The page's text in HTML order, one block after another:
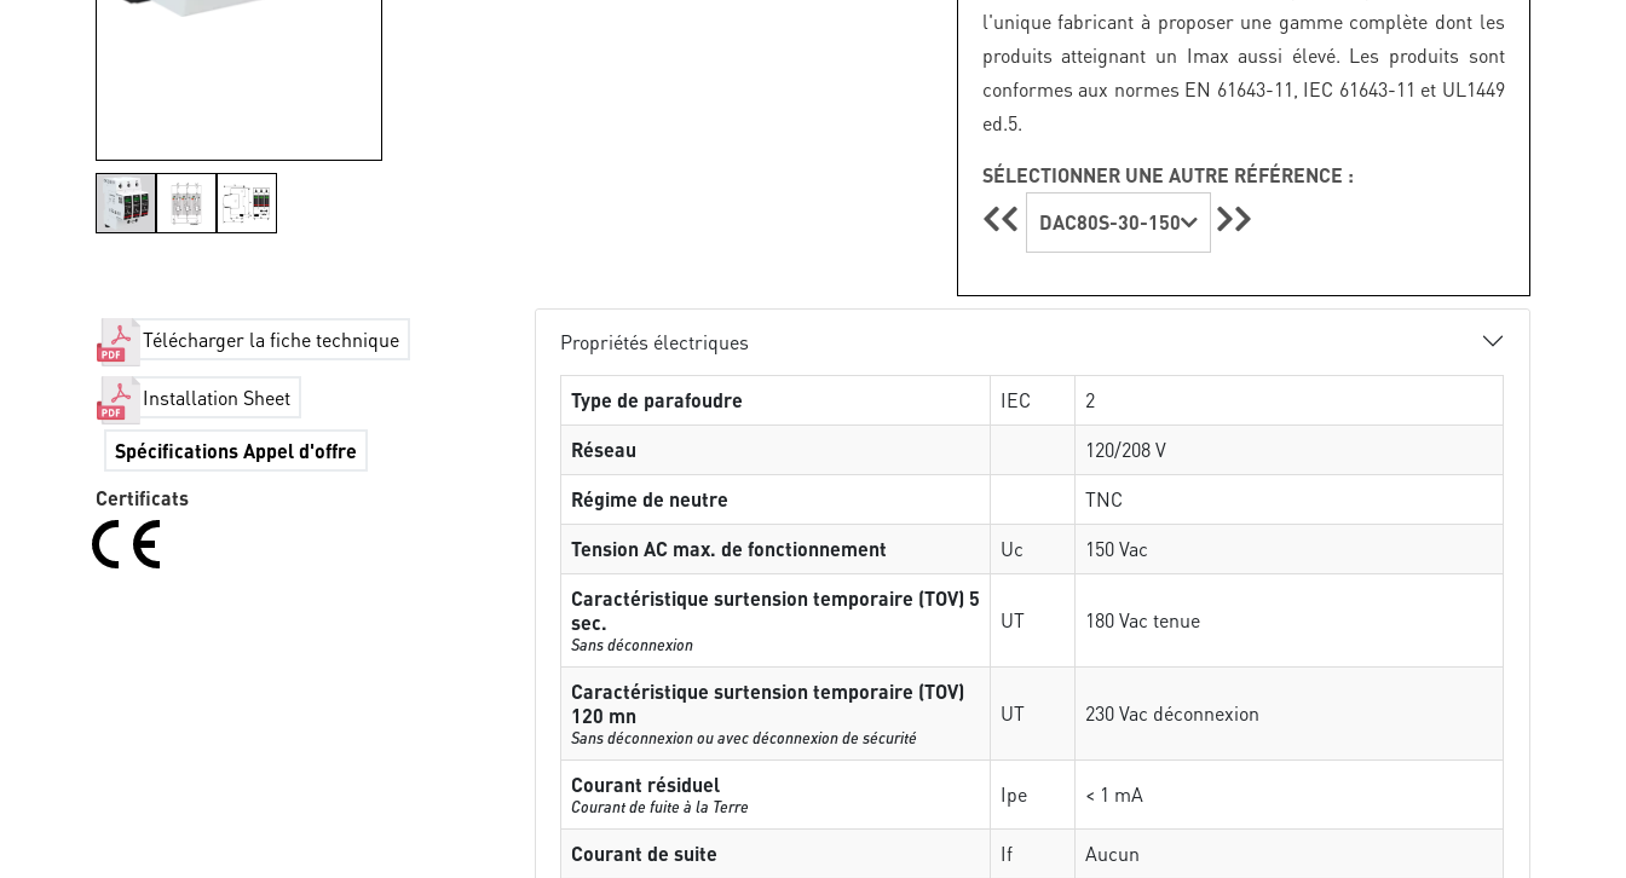
l'unique fabricant à proposer une gamme complète dont les
produits atteignant un Imax aussi élevé. Les produits sont
conformes aux normes EN 61643-11, IEC 61643-11 et UL1449
ed.5.
SÉLECTIONNER UNE AUTRE RÉFÉRENCE :
DAC80S-30-150
Télécharger la fiche technique
Installation Sheet
Spécifications Appel d'offre
Certificats
Propriétés électriques
Type de parafoudre IEC
2
Réseau
120/208 V
Régime de neutre
TNC
Tension AC max. de fonctionnement
Uc
150 Vac
Caractéristique surtension temporaire (TOV) 5
sec.
Sans déconnexion
UT 180 Vac tenue
Caractéristique surtension temporaire (TOV)
120 mn
Sans déconnexion ou avec déconnexion de sécurité
UT 230 Vac déconnexion
Courant résiduel
Courant de fuite à la Terre Ipe < 1 mA
Courant de suite If
Aucun